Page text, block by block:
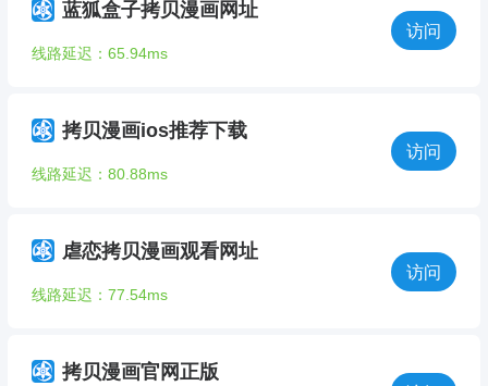
蓝狐盒子拷贝漫画网址
线路延迟：65.94ms
访问
拷贝漫画ios推荐下载
线路延迟：80.88ms
访问
虐恋拷贝漫画观看网址
线路延迟：77.54ms
访问
拷贝漫画官网正版